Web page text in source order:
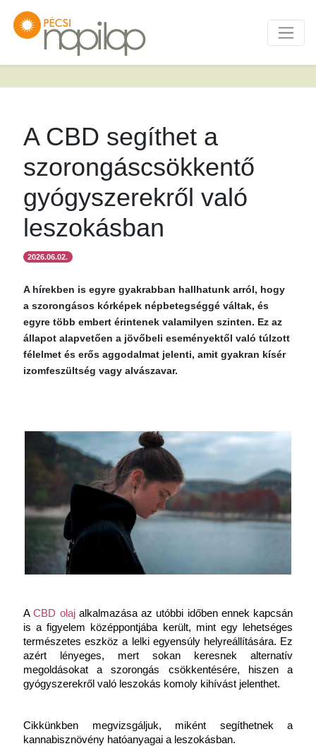
A CBD segíthet a
szorongáscsökkentő
gyógyszerekről való
leszokásban
2026.06.02.
A hírekben is egyre gyakrabban hallhatunk arról, hogy
a szorongásos kórképek népbetegséggé váltak, és
egyre több embert érintenek valamilyen szinten. Ez az
állapot alapvetően a jövőbeli eseményektől való túlzott
félelmet és erős aggodalmat jelenti, amit gyakran kísér
izomfeszültség vagy alvászavar.
A CBD olaj alkalmazása az utóbbi időben ennek kapcsán
is a figyelem középpontjába került, mint egy lehetséges
természetes eszköz a lelki egyensúly helyreállítására. Ez
azért lényeges, mert sokan keresnek alternatív
megoldásokat a szorongás csökkentésére, hiszen a
gyógyszerekről való leszokás komoly kihívást jelenthet.
Cikkünkben megvizsgáljuk, miként segíthetnek a
kannabisznövény hatóanyagai a leszokásban.